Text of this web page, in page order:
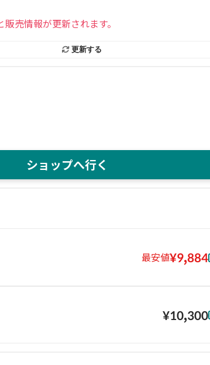
売情報が更新されます。
更新する
ショップへ行く
最安値¥9,884
¥10,300